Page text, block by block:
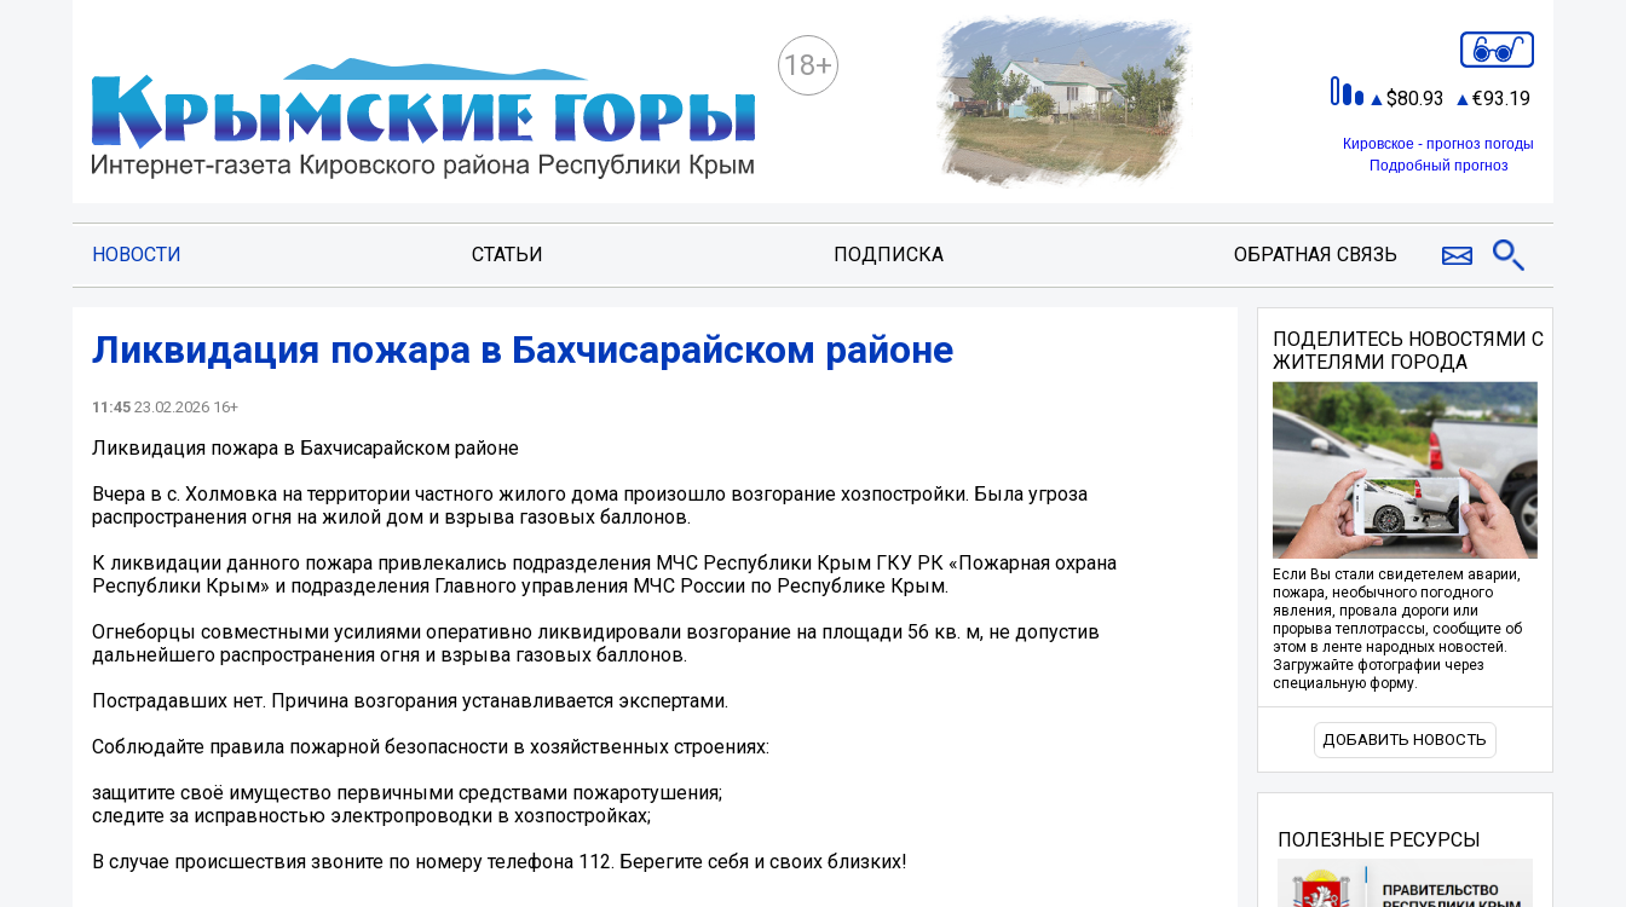
18+
80.93 93.19
Кировское - прогноз погоды
Подробный прогноз
НОВОСТИ СТАТЬИ ПОДПИСКА ОБРАТНАЯ СВЯЗЬ
Ликвидация пожара в Бахчисарайском районе
11:45 23.02.2026 16+
Ликвидация пожара в Бахчисарайском районе
️Вчера в с. Холмовка на территории частного жилого дома произошло возгорание хозпостройки. Была угроза
распространения огня на жилой дом и взрыва газовых баллонов.
К ликвидации данного пожара привлекались подразделения МЧС Республики Крым ГКУ РК «Пожарная охрана
Республики Крым» и подразделения Главного управления МЧС России по Республике Крым.
Огнеборцы совместными усилиями оперативно ликвидировали возгорание на площади 56 кв. м, не допустив
дальнейшего распространения огня и взрыва газовых баллонов.
Пострадавших нет. Причина возгорания устанавливается экспертами.
Соблюдайте правила пожарной безопасности в хозяйственных строениях:
защитите своё имущество первичными средствами пожаротушения;
следите за исправностью электропроводки в хозпостройках;
В случае происшествия звоните по номеру телефона 112. Берегите себя и своих близких!
ПОДЕЛИТЕСЬ НОВОСТЯМИ С
ЖИТЕЛЯМИ ГОРОДА
Если Вы стали свидетелем аварии,
пожара, необычного погодного
явления, провала дороги или
прорыва теплотрассы, сообщите об
этом в ленте народных новостей.
Загружайте фотографии через
специальную форму.
ДОБАВИТЬ НОВОСТЬ
ПОЛЕЗНЫЕ РЕСУРСЫ